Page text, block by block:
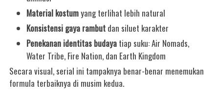
Material kostumyang terlihat lebih natural
Konsistensi gaya rambut dan siluet karakter
Penekanan identitas budaya tiap suku: Air Nomads,
Water Tribe, Fire Nation, dan Earth Kingdom
Secara visual, serial ini tampaknya benar-benar menemukan
formula terbaiknya di musim kedua.